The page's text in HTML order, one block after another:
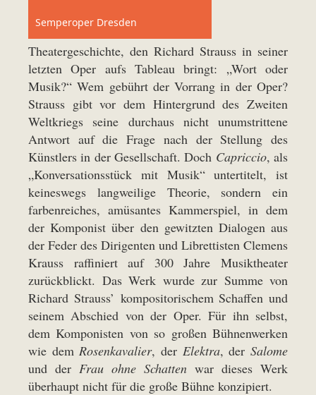
Semperoper Dresden
Theatergeschichte, den Richard Strauss in seiner
letzten Oper aufs Tableau bringt: „Wort oder
Musik?“ Wem gebührt der Vorrang in der Oper?
Strauss gibt vor dem Hintergrund des Zweiten
Weltkriegs seine durchaus nicht unumstrittene
Antwort auf die Frage nach der Stellung des
Künstlers in der Gesellschaft. Doch Capriccio, als
„Konversationsstück mit Musik“ untertitelt, ist
keineswegs langweilige Theorie, sondern ein
farbenreiches, amüsantes Kammerspiel, in dem
der Komponist über den gewitzten Dialogen aus
der Feder des Dirigenten und Librettisten Clemens
Krauss raffiniert auf 300 Jahre Musiktheater
zurückblickt. Das Werk wurde zur Summe von
Richard Strauss’ kompositorischem Schaffen und
seinem Abschied von der Oper. Für ihn selbst,
dem Komponisten von so großen Bühnenwerken
wie demRosenkavalier, der Elektra, derSalome
und der Frau ohne Schatten war dieses Werk
überhaupt nicht für die große Bühne konzipiert.